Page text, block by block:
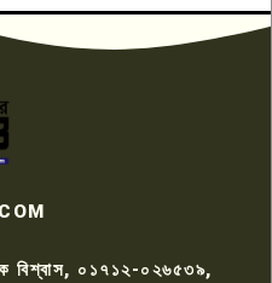
নাজির হাসানের
ঘরে ঢুকে স্কুল শিক্ষিকাকে হত্যা
ট্যাংকি থেকে লাশ উদ্ধার
সন্ত্রাসী হামলায় গুরুতর
বিশ্বাস, ০১৭১২-০২৬৫৩৯,